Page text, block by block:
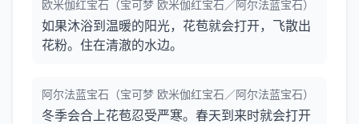
欧米伽红宝石（宝可梦 欧米伽红宝石／阿尔法蓝宝石）
如果沐浴到温暖的阳光，花苞就会打开，飞散出
花粉。住在清澈的水边。
阿尔法蓝宝石（宝可梦 欧米伽红宝石／阿尔法蓝宝石）
冬季会合上花苞忍受严寒。春天到来时就会打开